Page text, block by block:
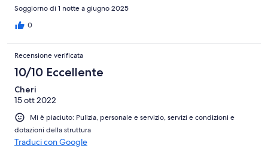
Soggiorno di 1 notte a giugno 2025
0
Recensione verificata
10/10 Eccellente
Cheri
15 ott 2022
Mi è piaciuto: Pulizia, personale e servizio, servizi e condizioni e
dotazioni della struttura
Traduci con Google